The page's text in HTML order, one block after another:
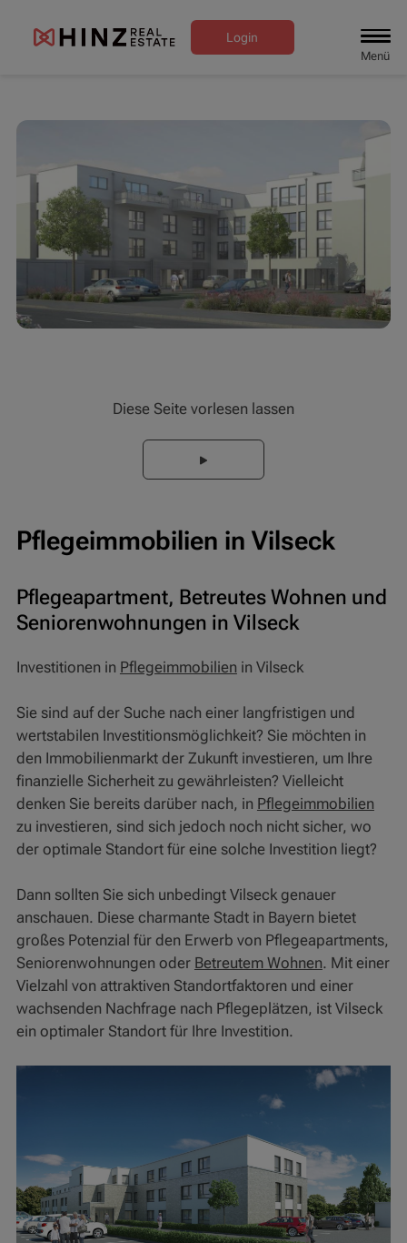
Login
Diese Seite vorlesen lassen
Pflegeimmobilien in Vilseck
Pflegeapartment, Betreutes Wohnen und
Seniorenwohnungen in Vilseck
Investitionen in Pflegeimmobilien in Vilseck
Sie sind auf der Suche nach einer langfristigen und
wertstabilen Investitionsmöglichkeit? Sie möchten in
den Immobilienmarkt der Zukunft investieren, um Ihre
finanzielle Sicherheit zu gewährleisten? Vielleicht
denken Sie bereits darüber nach, in Pflegeimmobilien
zu investieren, sind sich jedoch noch nicht sicher, wo
der optimale Standort für eine solche Investition liegt?
Dann sollten Sie sich unbedingt Vilseck genauer
anschauen. Diese charmante Stadt in Bayern bietet
großes Potenzial für den Erwerb von Pflegeapartments,
Seniorenwohnungen oder Betreutem Wohnen. Mit einer
Vielzahl von attraktiven Standortfaktoren und einer
wachsenden Nachfrage nach Pflegeplätzen, ist Vilseck
ein optimaler Standort für Ihre Investition.